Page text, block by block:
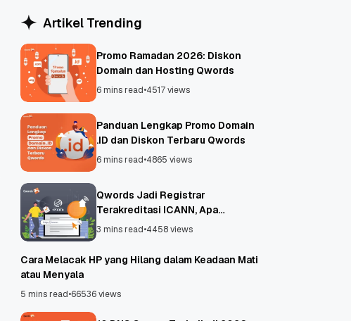
Artikel Trending
Promo Ramadan 2026: Diskon
Domain dan Hosting Qwords
6 mins read•4517 views
Panduan Lengkap Promo Domain
.ID dan Diskon Terbaru Qwords
6 mins read•4865 views
Qwords Jadi Registrar
Terakreditasi ICANN, Apa
Untungnya?
3 mins read•4458 views
Cara Melacak HP yang Hilang dalam Keadaan Mati
atau Menyala
5 mins read•66536 views